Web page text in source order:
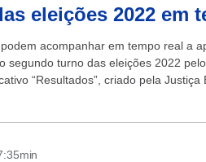
eleições 2022 em
acompanhar em tempo real a
segundo turno das eleições 2022
“Resultados”, criado pela Justiça